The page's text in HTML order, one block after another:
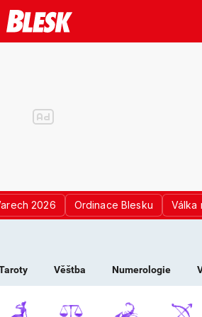
2026 Ordinace Blesku Válka
-
Věštba Numerologie